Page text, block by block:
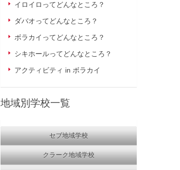
イロイロってどんなところ？
ダバオってどんなところ？
ボラカイってどんなところ？
シキホールってどんなところ？
アクティビティ in ボラカイ
地域別学校一覧
セブ地域学校
クラーク地域学校